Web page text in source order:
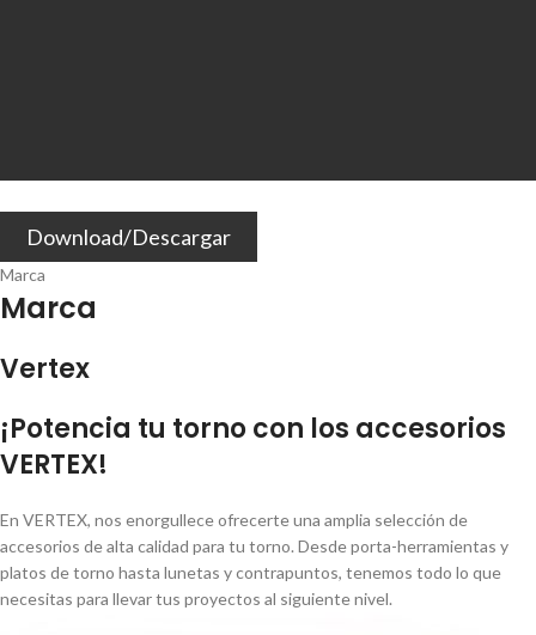
Download/Descargar
Marca
Marca
Vertex
¡Potencia tu torno con los accesorios
VERTEX!
En VERTEX, nos enorgullece ofrecerte una amplia selección de
accesorios de alta calidad para tu torno. Desde porta-herramientas y
platos de torno hasta lunetas y contrapuntos, tenemos todo lo que
necesitas para llevar tus proyectos al siguiente nivel.